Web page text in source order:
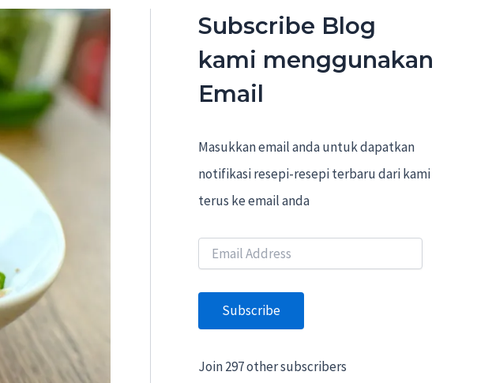
Subscribe Blog
kami menggunakan
Email
Masukkan email anda untuk dapatkan
notifikasi resepi-resepi terbaru dari kami
terus ke email anda
i
A
r
Subscribe
Join 297 other subscribers